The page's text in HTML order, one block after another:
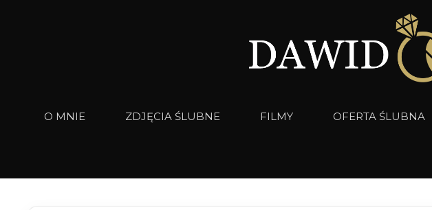
O MNIE ZDJĘCIA ŚLUBNE FILMY OFERTA ŚLUBNA